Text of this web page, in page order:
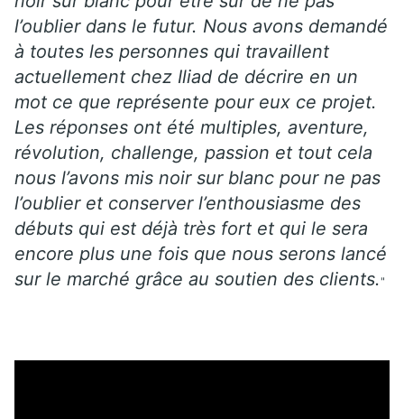
l’oublier dans le futur. Nous avons demandé
à toutes les personnes qui travaillent
actuellement chez Iliad de décrire en un
mot ce que représente pour eux ce projet.
Les réponses ont été multiples, aventure,
révolution, challenge, passion et tout cela
nous l’avons mis noir sur blanc pour ne pas
l’oublier et conserver l’enthousiasme des
débuts qui est déjà très fort et qui le sera
encore plus une fois que nous serons lancé
sur le marché grâce au soutien des clients."